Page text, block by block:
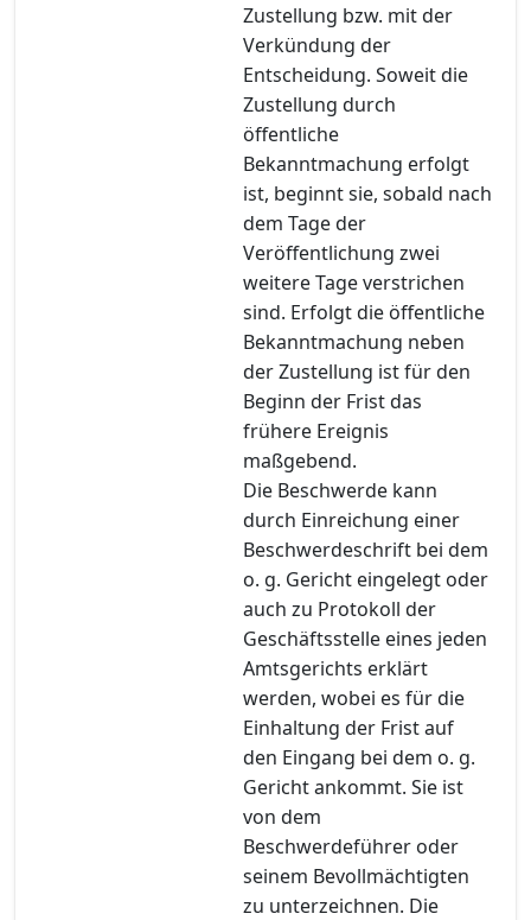
Zustellung bzw. mit der
Verkündung der
Entscheidung. Soweit die
Zustellung durch
öffentliche
Bekanntmachung erfolgt
ist, beginnt sie, sobald nach
dem Tage der
Veröffentlichung zwei
weitere Tage verstrichen
sind. Erfolgt die öffentliche
Bekanntmachung neben
der Zustellung ist für den
Beginn der Frist das
frühere Ereignis
maßgebend.
Die Beschwerde kann
durch Einreichung einer
Beschwerdeschrift bei dem
o. g. Gericht eingelegt oder
auch zu Protokoll der
Geschäftsstelle eines jeden
Amtsgerichts erklärt
werden, wobei es für die
Einhaltung der Frist auf
den Eingang bei dem o. g.
Gericht ankommt. Sie ist
von dem
Beschwerdeführer oder
seinem Bevollmächtigten
zu unterzeichnen. Die